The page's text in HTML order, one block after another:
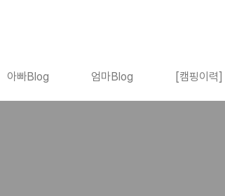
아빠Blog 엄마Blog [캠핑이력]